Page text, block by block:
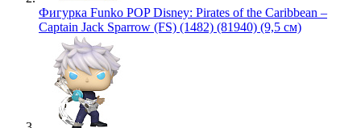
Фигурка Funko POP Disney: Pirates of the Caribbean –
Captain Jack Sparrow (FS) (1482) (81940) (9,5 см)